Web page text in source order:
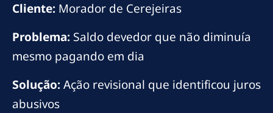
Cliente: Morador de Cerejeiras
Problema: Saldo devedor que não diminuía
mesmo pagando em dia
Solução:Ação revisional que identificou juros
abusivos